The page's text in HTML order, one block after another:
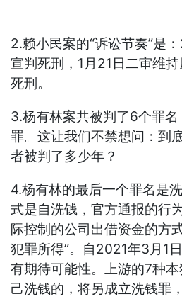
2.赖小民案的“诉讼节奏”是
宣判死刑，1月21日二审维
死刑。
3.杨有林案共被判了6个罪
罪。这让我们不禁想问：到
者被判了多少年？
4.杨有林的最后一个罪名是
式是自洗钱，官方通报的行
际控制的公司出借资金的方
犯罪所得”。自2021年3月1
有期待可能性。上游的7种
己洗钱的，将另成立洗钱罪